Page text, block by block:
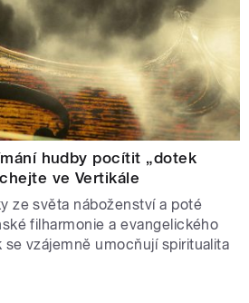
hudby pocítit „dotek
ve Vertikále
ze světa náboženství a poté
filharmonie a evangelického
vzájemně umocňují spiritualita